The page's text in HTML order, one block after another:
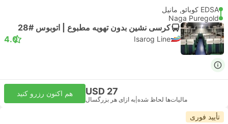
EDSA کوبائو, مانیل
Naga Puregold
کرسی نشین بدون تهویه مطبوع | اتوبوس #28
Isarog Line
4.0
USD 27
مالیات‌ها لحاظ شده به ازای هر بزرگسال
هم اکنون رزرو کنید
تأیید فوری